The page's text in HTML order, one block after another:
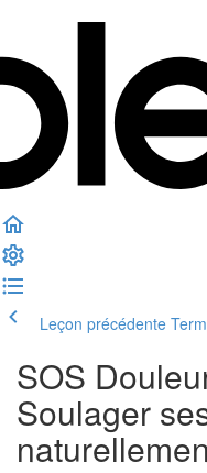
Leçon précédente
SOS
Soulager